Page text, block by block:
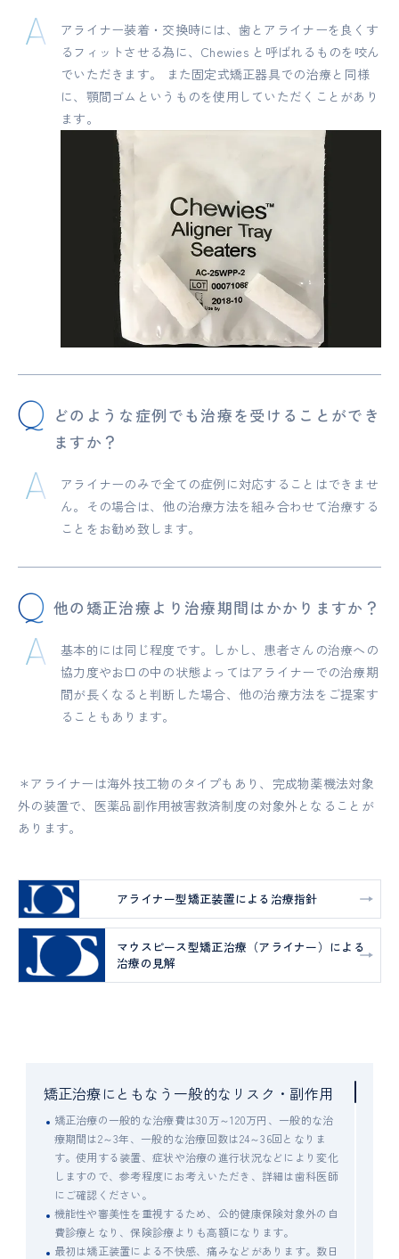
アライナー装着・交換時には、歯とアライナーを良くす
るフィットさせる為に、Chewies と呼ばれるものを咬ん
でいただきます。 また固定式矯正器具での治療と同様
に、顎間ゴムというものを使用していただくことがあり
ます。
どのような症例でも治療を受けることができ
ますか？
アライナーのみで全ての症例に対応することはできませ
ん。その場合は、他の治療方法を組み合わせて治療する
ことをお勧め致します。
他の矯正治療より治療期間はかかりますか？
基本的には同じ程度です。しかし、患者さんの治療への
協力度やお口の中の状態よってはアライナーでの治療期
間が長くなると判断した場合、他の治療方法をご提案す
ることもあります。
＊アライナーは海外技工物のタイプもあり、完成物薬機法対象
外の装置で、医薬品副作用被害救済制度の対象外となることが
あります。
アライナー型矯正装置による治療指針
マウスピース型矯正治療（アライナー）による
治療の見解
矯正治療にともなう一般的なリスク・副作用
矯正治療の一般的な治療費は30万～120万円、一般的な治
療期間は2～3年、一般的な治療回数は24～36回となりま
す。使用する装置、症状や治療の進行状況などにより変化
しますので、参考程度にお考えいただき、詳細は歯科医師
にご確認ください。
機能性や審美性を重視するため、公的健康保険対象外の自
費診療となり、保険診療よりも高額になります。
最初は矯正装置による不快感、痛みなどがあります。数日